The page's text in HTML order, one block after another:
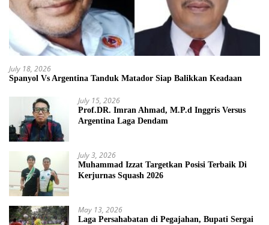
July 18, 2026
Spanyol Vs Argentina Tanduk Matador Siap Balikkan Keadaan
July 15, 2026
Prof.DR. Imran Ahmad, M.P.d Inggris Versus
Argentina Laga Dendam
July 3, 2026
Muhammad Izzat Targetkan Posisi Terbaik Di
Kerjurnas Squash 2026
May 13, 2026
Laga Persahabatan di Pegajahan, Bupati Sergai